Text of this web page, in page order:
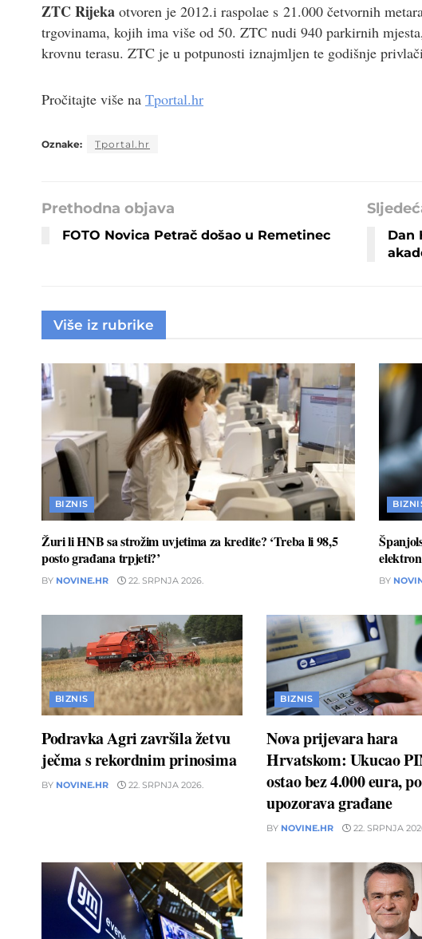
ZTC Rijeka otvoren je 2012.i raspolae s 21.000 četvornih
trgovinama, kojih ima više od 50. ZTC nudi 940 parkirnih
krovnu terasu. ZTC je u potpunosti iznajmljen te godišnje
Pročitajte više na Tportal.hr
Oznake: Tportal.hr
Prethodna objava
FOTO Novica Petrač došao u Remetinec
Dan
Više iz rubrike
BIZNIS
Žuri li HNB sa strožim uvjetima za kredite? ‘Treba li 98,5
posto građana trpjeti?’
BY NOVINE.HR 22. SRPNJA 2026. BY
BIZNIS
Podravka Agri završila žetvu
ječma s rekordnim prinosima
BY NOVINE.HR 22. SRPNJA 2026.
BIZNIS
Nova prijevara hara
Hrvatskom: Ukucao
ostao bez 4.000 eura,
upozorava građane
BY NOVINE.HR 22. SRPNJA